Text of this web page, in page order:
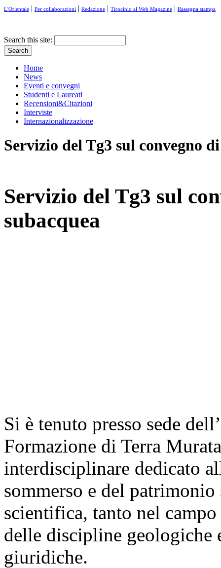
L'Orientale | Per collaborazioni | Redazione | Tirocinio al Web Magazine | Rassegna stampa
Search this site:
Home
News
Eventi e convegni
Studenti e Laureati
Recensioni&Citazioni
Interviste
Internazionalizzazione
Servizio del Tg3 sul convegno
Servizio del Tg3 sul
subacquea
Si è tenuto presso sede
Formazione di Terra
interdisciplinare dedicato
sommerso e del
scientifica, tanto nel
delle discipline geologiche
giuridiche.